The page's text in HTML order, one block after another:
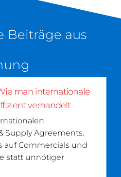
Beiträge aus
man internationale
verhandelt
Supply Agreements.
auf Commercials und
statt unnötiger